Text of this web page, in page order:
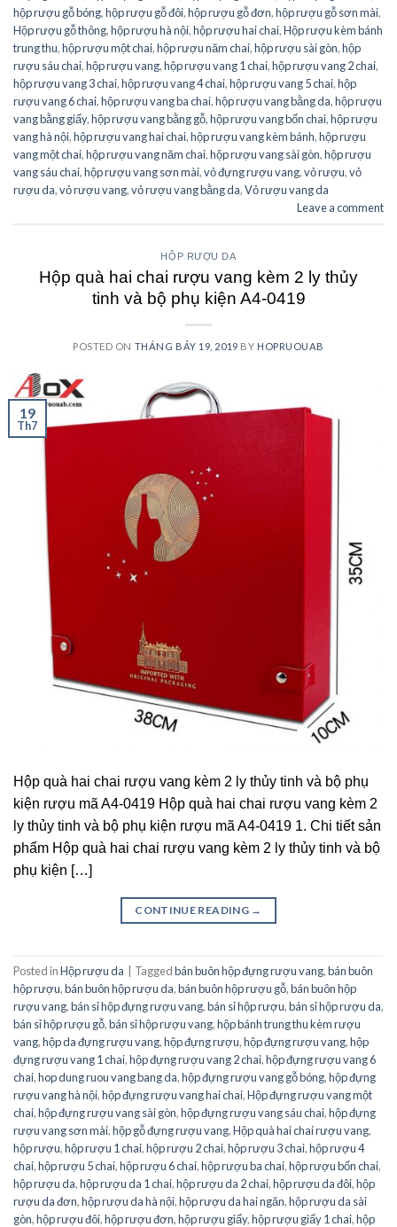
hộp rượu gỗ bóng,hộp rượu gỗ đôi,hộp rượu gỗ đơn,hộp rượu gỗ sơn mài,
Hộp rượu gỗ thông,hộp rượu hà nội,hộp rượu hai chai,Hộp rượu kèm bánh
trung thu,hộp rượu một chai,hộp rượu năm chai,hộp rượu sài gòn,hộp
rượu sáu chai,hộp rượu vang,hộp rượu vang 1 chai,hộp rượu vang 2 chai,
hộp rượu vang 3 chai,hộp rượu vang 4 chai,hộp rượu vang 5 chai,hộp
rượu vang 6 chai,hộp rượu vang ba chai,hộp rượu vang bằng da,hộp rượu
vang bằng giấy,hộp rượu vang bằng gỗ,hộp rượu vang bốn chai,hộp rượu
vang hà nội,hộp rượu vang hai chai,hộp rượu vang kèm bánh,hộp rượu
vang một chai,hộp rượu vang năm chai,hộp rượu vang sài gòn,hộp rượu
vang sáu chai,hộp rượu vang sơn mài,vỏ đựng rượu vang,vỏ rượu,vỏ
rượu da,vỏ rượu vang,vỏ rượu vang bằng da,Vỏ rượu vang da
Leave a comment
HỘP RƯỢU DA
Hộp quà hai chai rượu vang kèm 2 ly thủy
tinh và bộ phụ kiện A4-0419
POSTED ON THÁNG BẢY 19, 2019 BY HOPRUOUAB
19
Th7
Hộp quà hai chai rượu vang kèm 2 ly thủy tinh và bộ phụ
kiện rượu mã A4-0419 Hộp quà hai chai rượu vang kèm 2
ly thủy tinh và bộ phụ kiện rượu mã A4-0419 1. Chi tiết sản
phẩm Hộp quà hai chai rượu vang kèm 2 ly thủy tinh và bộ
phụ kiện […]
CONTINUE READING →
Posted inHộp rượu da Taggedbán buôn hộp đựng rượu vang,bán buôn
hộp rượu,bán buôn hộp rượu da,bán buôn hộp rượu gỗ,bán buôn hộp
rượu vang,bán sỉ hộp đựng rượu vang,bán sỉ hộp rượu,bán sỉ hộp rượu da,
bán sỉ hộp rượu gỗ,bán sỉ hộp rượu vang,hộp bánh trung thu kèm rượu
vang,hộp da đựng rượu vang,hộp đựng rượu,hộp đựng rượu vang,hộp
đựng rượu vang 1 chai,hộp đựng rượu vang 2 chai,hộp đựng rượu vang 6
chai,hop dung ruou vang bang da,hộp đựng rượu vang gỗ bóng,hộp đựng
rượu vang hà nội,hộp đựng rượu vang hai chai,Hộp đựng rượu vang một
chai,hộp đựng rượu vang sài gòn,hộp đựng rượu vang sáu chai,hộp đựng
rượu vang sơn mài,hộp gỗ đựng rượu vang,Hộp quà hai chai rượu vang,
hộp rượu,hộp rượu 1 chai,hộp rượu 2 chai,hộp rượu 3 chai,hộp rượu 4
chai,hộp rượu 5 chai,hộp rượu 6 chai,hộp rượu ba chai,hộp rượu bốn chai,
hộp rượu da,hộp rượu da 1 chai,hộp rượu da 2 chai,hộp rượu da đôi,hộp
rượu da đơn,hộp rượu da hà nội,hộp rượu da hai ngăn,hộp rượu da sài
gòn,hộp rượu đôi,hộp rượu đơn,hộp rượu giấy,hộp rượu giấy 1 chai,hộp